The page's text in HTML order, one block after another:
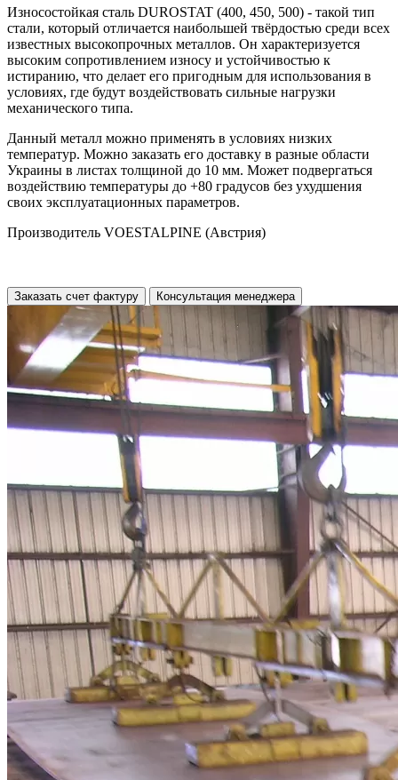
Износостойкая сталь DUROSTAT (400, 450, 500) - такой тип
стали, который отличается наибольшей твёрдостью среди всех
известных высокопрочных металлов. Он характеризуется
высоким сопротивлением износу и устойчивостью к
истиранию, что делает его пригодным для использования в
условиях, где будут воздействовать сильные нагрузки
механического типа.
Данный металл можно применять в условиях низких
температур. Можно заказать его доставку в разные области
Украины в листах толщиной до 10 мм. Может подвергаться
воздействию температуры до +80 градусов без ухудшения
своих эксплуатационных параметров.
Производитель VOESTALPINE (Австрия)
Заказать счет фактуру Консультация менеджера